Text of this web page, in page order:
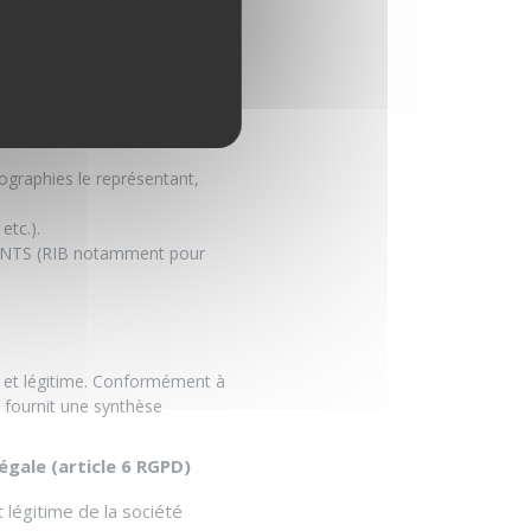
le représentant,
(RIB notamment pour
et légitime. Conformément à
fournit une synthèse
(article 6 RGPD)
légitime de la société